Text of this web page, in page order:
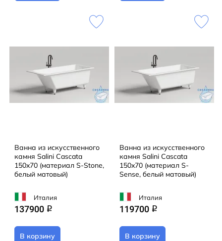
Ванна из искусственного
камня Salini Cascata
150x70 (материал S-Stone,
белый матовый)
Италия
137900 q
В корзину
Ванна из искусственного
камня Salini Cascata
150x70 (материал S-
Sense, белый матовый)
Италия
119700 q
В корзину